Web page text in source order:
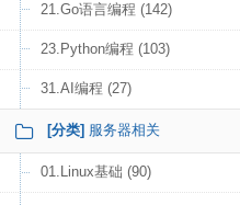
21.Go语言编程 (142)
23.Python编程 (103)
31.AI编程 (27)
[分类] 服务器相关
01.Linux基础 (90)